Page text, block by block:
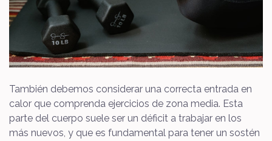
También debemos considerar una correcta entrada en
calor que comprenda ejercicios de zona media. Esta
parte del cuerpo suele ser un déficit a trabajar en los
más nuevos, y que es fundamental para tener un sostén